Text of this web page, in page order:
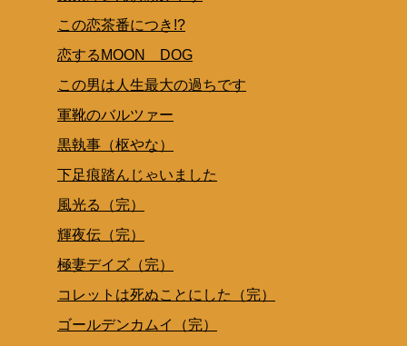
この恋茶番につき!?
恋するMOON DOG
この男は人生最大の過ちです
軍靴のバルツァー
黒執事（枢やな）
下足痕踏んじゃいました
風光る（完）
輝夜伝（完）
極妻デイズ（完）
コレットは死ぬことにした（完）
ゴールデンカムイ（完）